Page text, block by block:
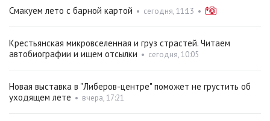
Смакуем лето с барной картой • сегодня, 11:13 •
Крестьянская микровселенная и груз страстей. Читаем
автобиографии и ищем отсылки • сегодня, 10:05
Новая выставка в "Либеров-центре" поможет не грустить об
уходящем лете • вчера, 17:21